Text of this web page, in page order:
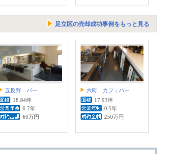
足立区の売却成功事例をもっと見る
五反野 バー
18.84坪
0.7年
60万円
六町 カフェバー
17.93坪
0.5年
250万円